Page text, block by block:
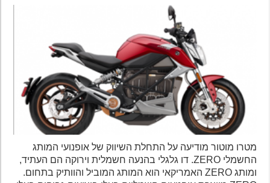
מטרו מוטור מודיעה על התחלת השיווק של אופנועי המותג
החשמלי ZERO. דו גלגלי בהנעה חשמלית וירוקה הם העתיד,
ומותג ZERO האמריקאי הוא המותג המוביל והוותיק בתחום.